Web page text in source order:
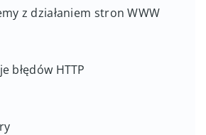
z działaniem stron WWW
błędów HTTP